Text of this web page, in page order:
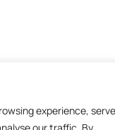
experience, serve